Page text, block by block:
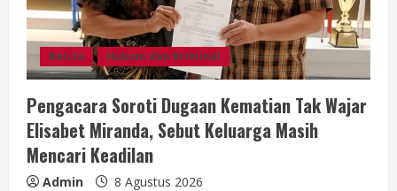
Berita Hukum dan Kriminal
Pengacara Soroti Dugaan Kematian Tak Wajar
Elisabet Miranda, Sebut Keluarga Masih
Mencari Keadilan
Admin 8 Agustus 2026